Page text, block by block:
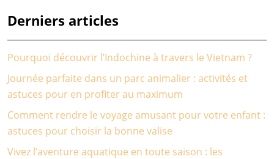
Derniers articles
Pourquoi découvrir l’Indochine à travers le Vietnam ?
Journée parfaite dans un parc animalier : activités et
astuces pour en profiter au maximum
Comment rendre le voyage amusant pour votre enfant :
astuces pour choisir la bonne valise
Vivez l’aventure aquatique en toute saison : les